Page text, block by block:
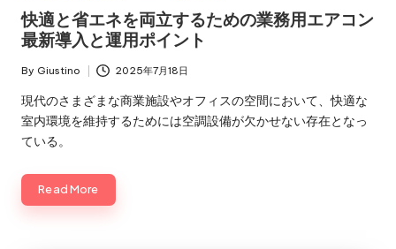
in
快適と省エネを両立するための業務用エアコン
最新導入と運用ポイント
Posted
by
By Giustino 2025年7月18日
現代のさまざまな商業施設やオフィスの空間において、快適な
室内環境を維持するためには空調設備が欠かせない存在となっ
ている。
Read More